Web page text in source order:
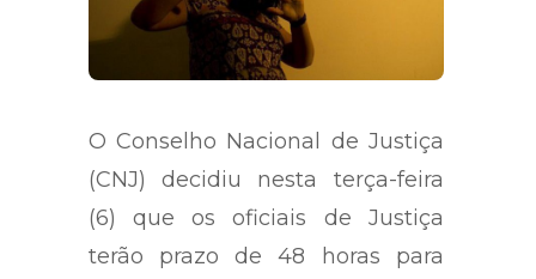
O Conselho Nacional de Justiça
(CNJ) decidiu nesta terça-feira
(6) que os oficiais de Justiça
terão prazo de 48 horas para